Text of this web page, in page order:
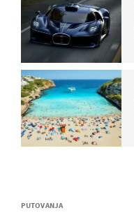
PUTOVANJA